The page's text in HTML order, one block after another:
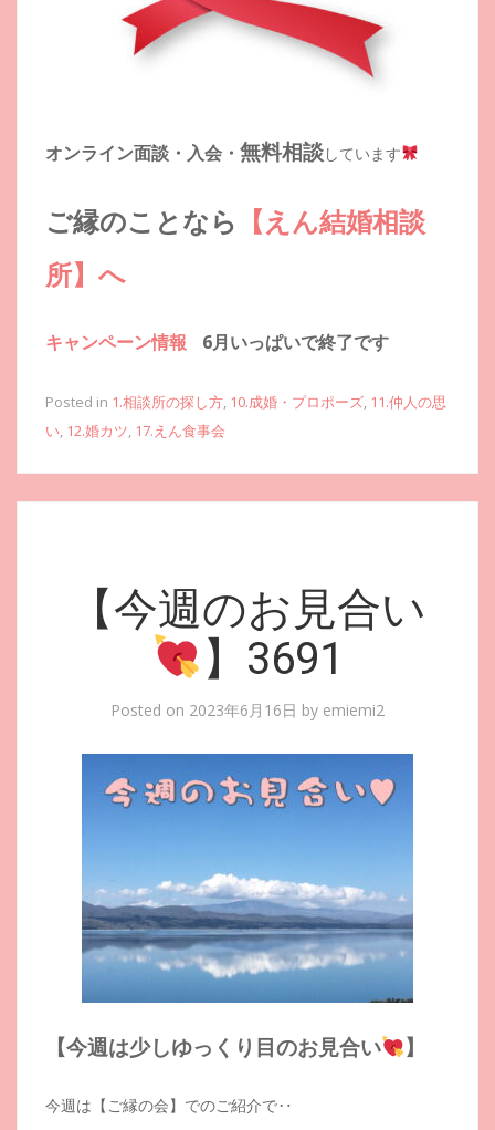
オンライン面談・入会・ 無料相談しています
ご縁のことなら 【えん結婚相談
所】へ
キャンペーン情報 6月いっぱいで終了です
Posted in 1.相談所の探し方, 10.成婚・プロポーズ, 11.仲人の思
い, 12.婚カツ, 17.えん食事会
【今週のお見合い
】3691
Posted on 2023年6月16日 by emiemi2
【今週は少しゆっくり目のお見合い 】
今週は【ご縁の会】でのご紹介で‥